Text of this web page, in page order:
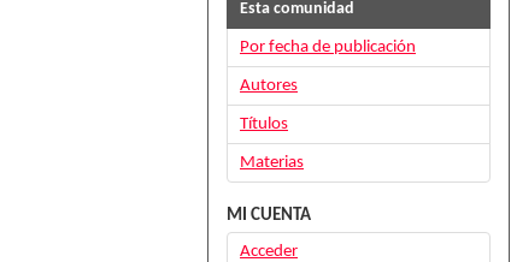
Esta comunidad
Por fecha de publicación
Autores
Títulos
Materias
MI CUENTA
Acceder